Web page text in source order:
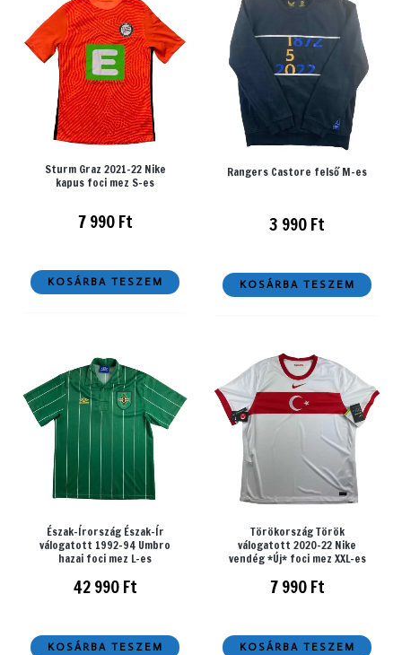
Sturm Graz 2021-22 Nike
kapus foci mez S-es
7 990Ft
KOSÁRBA TESZEM
Rangers Castore felső M-es
3 990Ft
KOSÁRBA TESZEM
Észak-Írország Észak-Ír
válogatott 1992-94 Umbro
hazai foci mez L-es
42 990Ft
KOSÁRBA TESZEM
Törökország Török
válogatott 2020-22 Nike
vendég *Új* foci mez XXL-es
7 990Ft
KOSÁRBA TESZEM